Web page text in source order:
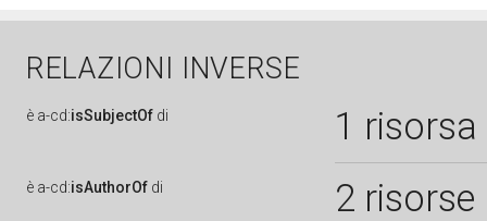
RELAZIONI INVERSE
è a-cd:isSubjectOf di 1 risorsa
è a-cd:isAuthorOf di 2 risorse